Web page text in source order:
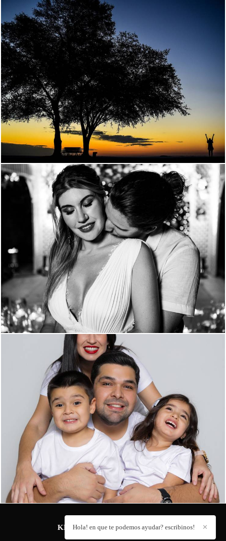
KEVIN ADORNO/CONTACTO ✕
Hola! en que te podemos ayudar? escribinos!